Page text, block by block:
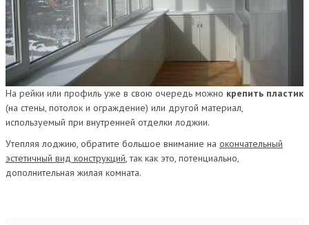
На рейки или профиль уже в свою очередь можно крепить пластик
(на стены, потолок и ограждение) или другой материал,
используемый при внутренней отделки лоджии.
Утепляя лоджию, обратите большое внимание на окончательный
эстетичный вид конструкций, так как это, потенциально,
дополнительная жилая комната.